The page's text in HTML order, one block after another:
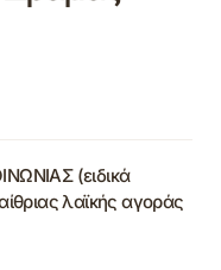
(ειδικά
λαϊκής αγοράς